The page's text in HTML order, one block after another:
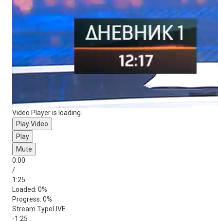
Video Player is loading.
Play Video
Play
Mute
0:00
/
1:25
Loaded: 0%
Progress: 0%
Stream Type LIVE
-1:25
- Ово је једна од најизазовнијих година за организацију
фестивала, али ако смо организовали фестивал у рату, па и
неким другим тешким годинама и корони, мислим да ће
овогодишње издање бити јако добро и успјешно, као и
свако претходно - рекао је Дејан Дејановић, главни уредник
Ђурђевданског фестивала.